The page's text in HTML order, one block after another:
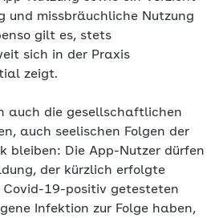
und missbräuchliche Nutzung
gilt es, stets
sich in der Praxis
zeigt.
auch die gesellschaftlichen
auch seelischen Folgen der
bleiben: Die App-Nutzer dürfen
der kürzlich erfolgte
19-positiv getesteten
Infektion zur Folge haben,